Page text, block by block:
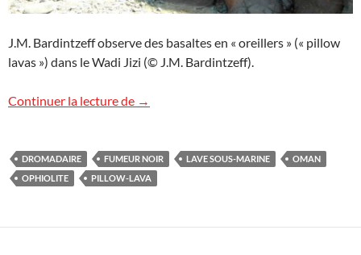
J.M. Bardintzeff observe des basaltes en « oreillers » (« pillow
lavas ») dans le Wadi Jizi (© J.M. Bardintzeff).
Continuer la lecture de Marcher sur un fond océanique à Oman
→
DROMADAIRE FUMEUR NOIR LAVE SOUS-MARINE
OMAN
OPHIOLITE
PILLOW-LAVA